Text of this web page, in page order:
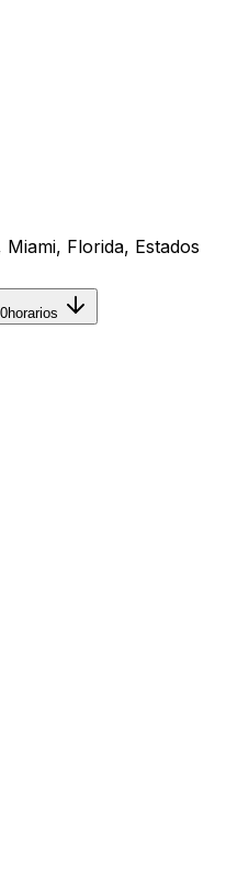
Florida, Estados
horarios